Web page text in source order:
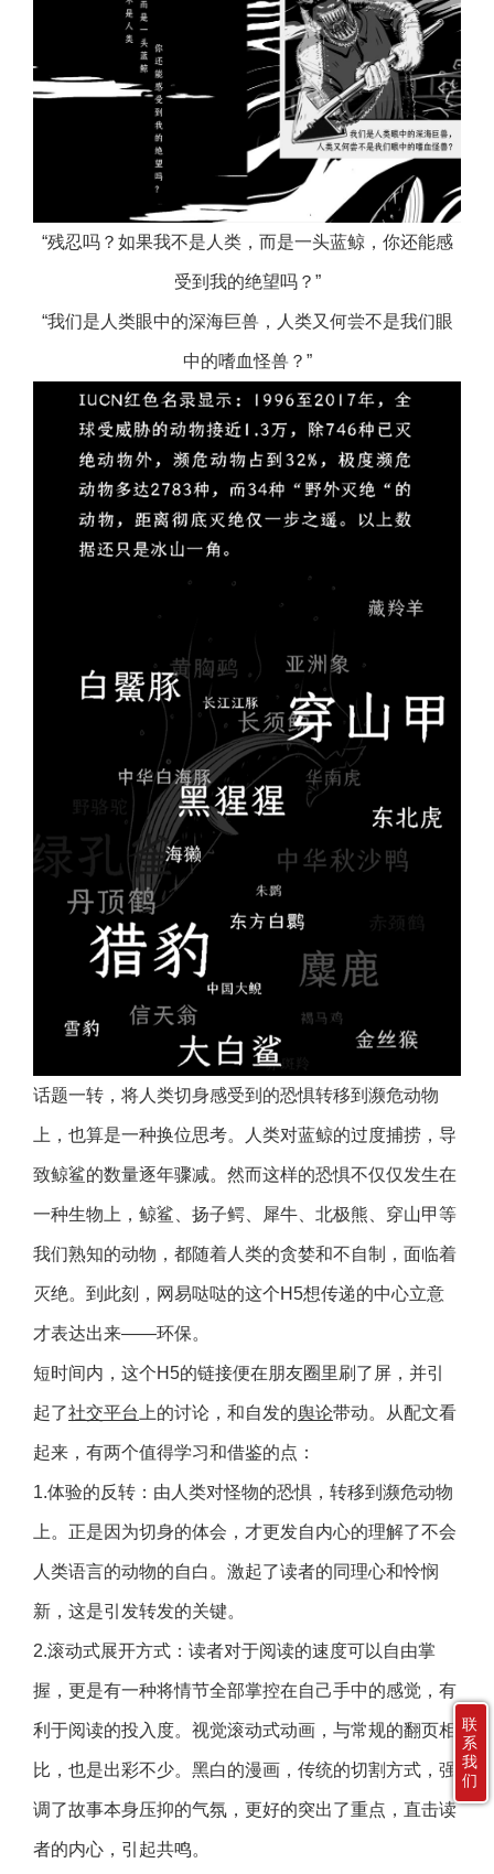
“残忍吗？如果我不是人类，而是一头蓝鲸，你还能感
受到我的绝望吗？”
“我们是人类眼中的深海巨兽，人类又何尝不是我们眼
中的嗜血怪兽？”
话题一转，将人类切身感受到的恐惧转移到濒危动物
上，也算是一种换位思考。人类对蓝鲸的过度捕捞，导
致鲸鲨的数量逐年骤减。然而这样的恐惧不仅仅发生在
一种生物上，鲸鲨、扬子鳄、犀牛、北极熊、穿山甲等
我们熟知的动物，都随着人类的贪婪和不自制，面临着
灭绝。到此刻，网易哒哒的这个H5想传递的中心立意
才表达出来——环保。
短时间内，这个H5的链接便在朋友圈里刷了屏，并引
起了社交平台 上的讨论，和自发的舆论带动。从配文看
起来，有两个值得学习和借鉴的点：
1.体验的反转：由人类对怪物的恐惧，转移到濒危动物
上。正是因为切身的体会，才更发自内心的理解了不会
人类语言的动物的自白。激起了读者的同理心和怜悯
新，这是引发转发的关键。
2.滚动式展开方式：读者对于阅读的速度可以自由掌
握，更是有一种将情节全部掌控在自己手中的感觉，有
利于阅读的投入度。视觉滚动式动画，与常规的翻页相
比，也是出彩不少。黑白的漫画，传统的切割方式，强
调了故事本身压抑的气氛，更好的突出了重点，直击读
者的内心，引起共鸣。
联
系
我
们